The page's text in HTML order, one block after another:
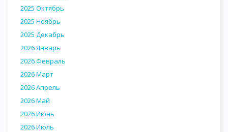
2025 Октябрь
2025 Ноябрь
2025 Декабрь
2026 Январь
2026 Февраль
2026 Март
2026 Апрель
2026 Май
2026 Июнь
2026 Июль